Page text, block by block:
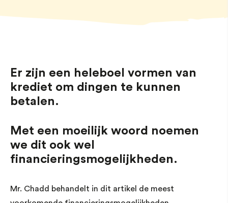
Er zijn een heleboel vormen van
krediet om dingen te kunnen
betalen.
Met een moeilijk woord noemen
we dit ook wel
financieringsmogelijkheden.
Mr. Chadd behandelt in dit artikel de meest